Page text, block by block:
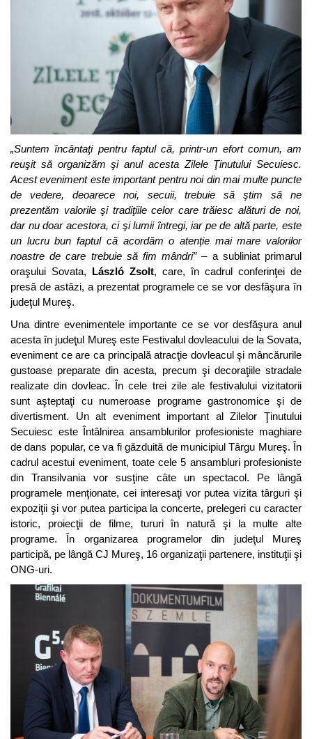
„Suntem încântaţi pentru faptul că, printr-un efort comun, am
reuşit să organizăm şi anul acesta Zilele Ţinutului Secuiesc.
Acest eveniment este important pentru noi din mai multe puncte
de vedere, deoarece noi, secuii, trebuie să ştim să ne
prezentăm valorile şi tradiţiile celor care trăiesc alături de noi,
dar nu doar acestora, ci şi lumii întregi, iar pe de altă parte, este
un lucru bun faptul că acordăm o atenţie mai mare valorilor
noastre de care trebuie să fim mândri”– a subliniat primarul
oraşului Sovata, László Zsolt, care, în cadrul conferinţei de
presă de astăzi, a prezentat programele ce se vor desfăşura în
judeţul Mureş.
Una dintre evenimentele importante ce se vor desfăşura anul
acesta în judeţul Mureş este Festivalul dovleacului de la Sovata,
eveniment ce are ca principală atracţie dovleacul şi mâncărurile
gustoase preparate din acesta, precum şi decoraţiile stradale
realizate din dovleac. În cele trei zile ale festivalului vizitatorii
sunt aşteptaţi cu numeroase programe gastronomice şi de
divertisment. Un alt eveniment important al Zilelor Ţinutului
Secuiesc este Întâlnirea ansamblurilor profesioniste maghiare
de dans popular, ce va fi găzduită de municipiul Târgu Mureş. În
cadrul acestui eveniment, toate cele 5 ansambluri profesioniste
din Transilvania vor susţine câte un spectacol. Pe lângă
programele menţionate, cei interesaţi vor putea vizita târguri şi
expoziţii şi vor putea participa la concerte, prelegeri cu caracter
istoric, proiecţii de filme, tururi în natură şi la multe alte
programe. În organizarea programelor din judeţul Mureş
participă, pe lângă CJ Mureş, 16 organizaţii partenere, instituţii şi
ONG-uri.